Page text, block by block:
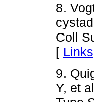
8.
Coll
[ Links
9.
Y, et